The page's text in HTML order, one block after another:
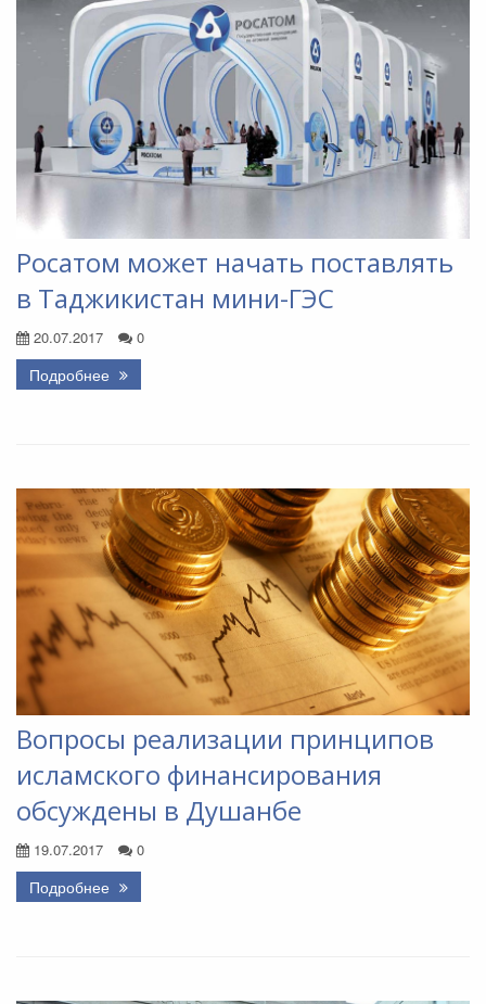
Росатом может начать поставлять
в Таджикистан мини-ГЭС
20.07.2017 0
Подробнее
Вопросы реализации принципов
исламского финансирования
обсуждены в Душанбе
19.07.2017 0
Подробнее